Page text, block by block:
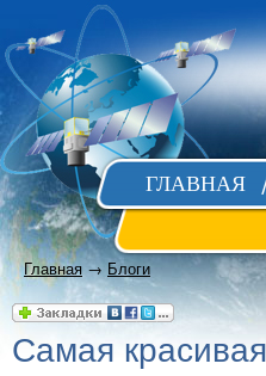
ГЛАВНАЯ
Главная→Блоги
Самая